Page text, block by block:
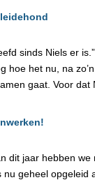
sinds Niels er
hoe het nu, na
gaat. Voor dat
dit jaar hebben we
nu geheel opgeleid